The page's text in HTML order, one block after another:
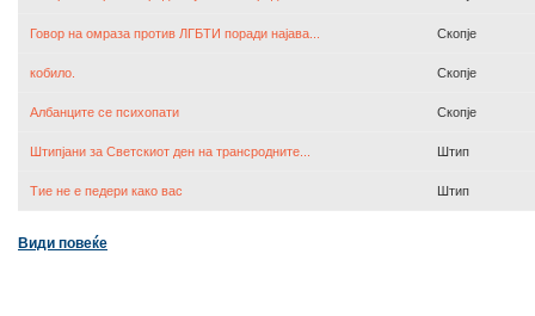
Говор на омраза против ЛГБТИ поради најава... Скопје
кобило. Скопје
Албанците се психопати Скопје
Штипјани за Светскиот ден на трансродните... Штип
Тие не е педери како вас Штип
Види повеќе